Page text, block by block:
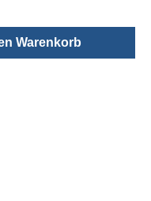
gewünschten
Warenkorb